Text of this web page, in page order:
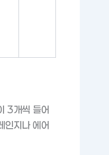
3개씩 들어
인지나 에어